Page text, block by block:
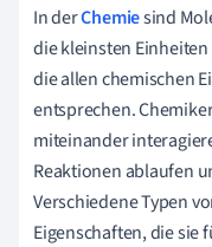
In derChemiesind
die kleinsten
die allen chemischen
entsprechen.
miteinander
Reaktionen ablaufen
Verschiedene Typen
Eigenschaften, die sie